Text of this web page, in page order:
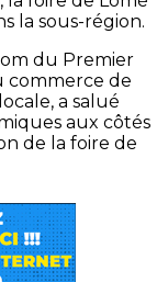
la sous-région.
du Premier
commerce de
a salué
aux côtés
de la foire de